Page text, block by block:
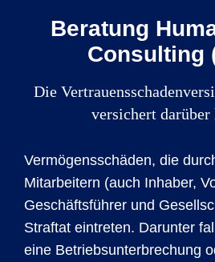
Beratung
Consulting
Die
versichert darüber
Vermögensschäden, die
Mitarbeitern (auch Inhaber,
Geschäftsführer und
Straftat eintreten. Darunter
eine Betriebsunterbrechung